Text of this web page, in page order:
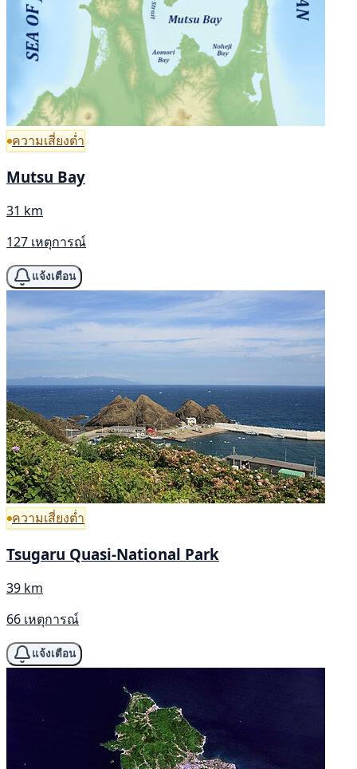
ความเสี่ยงต่ำ
Mutsu Bay
31 km
127 เหตุการณ์
แจ้งเตือน
ความเสี่ยงต่ำ
Tsugaru Quasi-National Park
39 km
66 เหตุการณ์
แจ้งเตือน